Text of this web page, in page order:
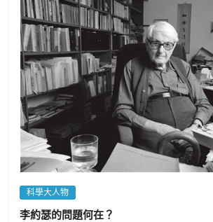
科學大人物
李約瑟的問題何在？